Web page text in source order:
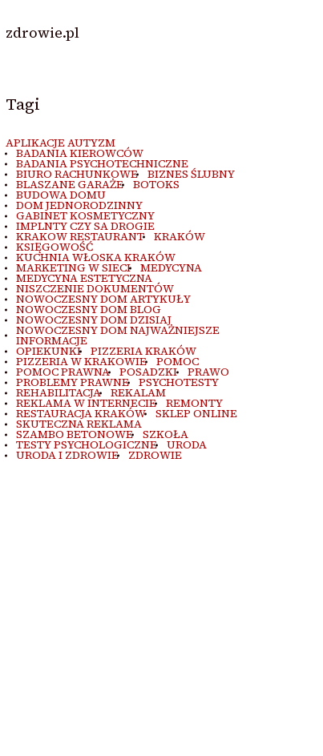
zdrowie.pl
Tagi
APLIKACJE AUTYZM
BADANIA KIEROWCÓW
BADANIA PSYCHOTECHNICZNE
BIURO RACHUNKOWE BIZNES ŚLUBNY
BLASZANE GARAŻE BOTOKS
BUDOWA DOMU
DOM JEDNORODZINNY
GABINET KOSMETYCZNY
IMPLNTY CZY SA DROGIE
KRAKOW RESTAURANT KRAKÓW
KSIĘGOWOŚĆ
KUCHNIA WŁOSKA KRAKÓW
MARKETING W SIECI MEDYCYNA
MEDYCYNA ESTETYCZNA
NISZCZENIE DOKUMENTÓW
NOWOCZESNY DOM ARTYKUŁY
NOWOCZESNY DOM BLOG
NOWOCZESNY DOM DZISIAJ
NOWOCZESNY DOM NAJWAŻNIEJSZE
INFORMACJE
OPIEKUNKI PIZZERIA KRAKÓW
PIZZERIA W KRAKOWIE POMOC
POMOC PRAWNA POSADZKI PRAWO
PROBLEMY PRAWNE PSYCHOTESTY
REHABILITACJA REKALAM
REKLAMA W INTERNECIE REMONTY
RESTAURACJA KRAKÓW SKLEP ONLINE
SKUTECZNA REKLAMA
SZAMBO BETONOWE SZKOŁA
TESTY PSYCHOLOGICZNE URODA
URODA I ZDROWIE ZDROWIE